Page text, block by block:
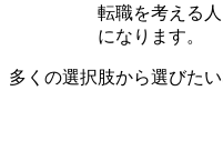
転職を考える
になります。
多くの選択肢から選びた